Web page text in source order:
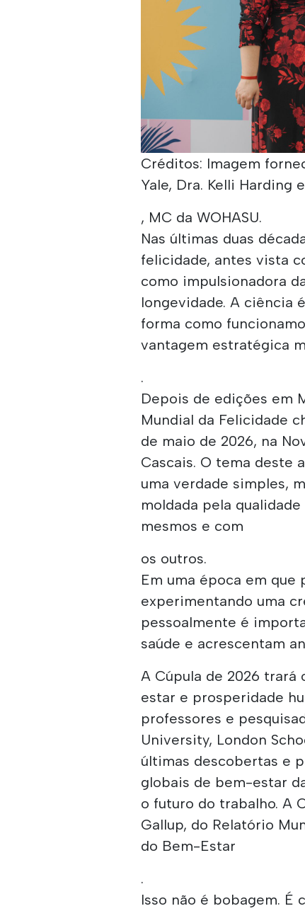
Créditos: Imagem
Yale, Dra. Kelli Harding
, MC da WOHASU.
Nas últimas duas
felicidade, antes vista
como impulsionadora
longevidade. A ciência
forma como
vantagem estratégica
.
Depois de edições em
Mundial da Felicidade
de maio de 2026, na
Cascais. O tema deste
uma verdade simples,
moldada pela
mesmos e com
os outros.
Em uma época em que
experimentando uma
pessoalmente é
saúde e acrescentam
A Cúpula de 2026
estar e prosperidade
professores e
University, London
últimas descobertas e
globais de bem-estar
o futuro do trabalho. A
Gallup, do Relatório
do Bem-Estar
.
Isso não é bobagem. É